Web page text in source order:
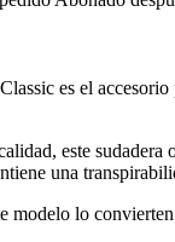
es el
este
una
modelo lo